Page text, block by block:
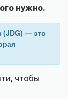
нужно.
(JDG) — это
чтобы